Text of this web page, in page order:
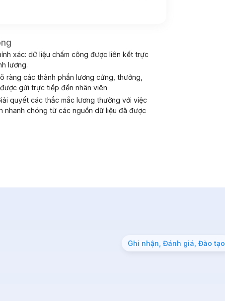
xác: dữ liệu chấm công được liên kết trực
lương.
ràng các thành phần lương cứng, thưởng,
gửi trực tiếp đến nhân viên
quyết các thắc mắc lương thưởng với việc
nhanh chóng từ các nguồn dữ liệu đã được
Ghi nhận, Đánh giá, Đào tạo